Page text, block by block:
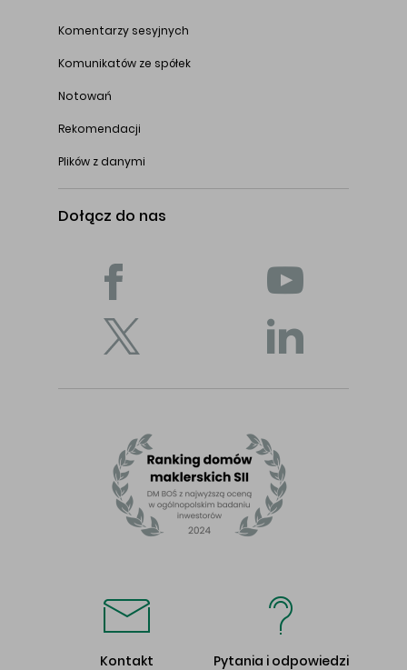
Komentarzy sesyjnych
Komunikatów ze spółek
Notowań
Rekomendacji
Plików z danymi
Dołącz do nas
Kontakt Pytania i odpowiedzi